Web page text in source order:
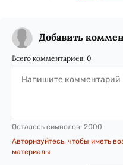
Добавить
Всего комментариев: 0
Осталось символов: 2000
Авторизуйтесь, чтобы иметь
материалы